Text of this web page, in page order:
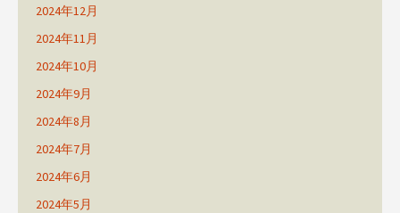
2024年12月
2024年11月
2024年10月
2024年9月
2024年8月
2024年7月
2024年6月
2024年5月